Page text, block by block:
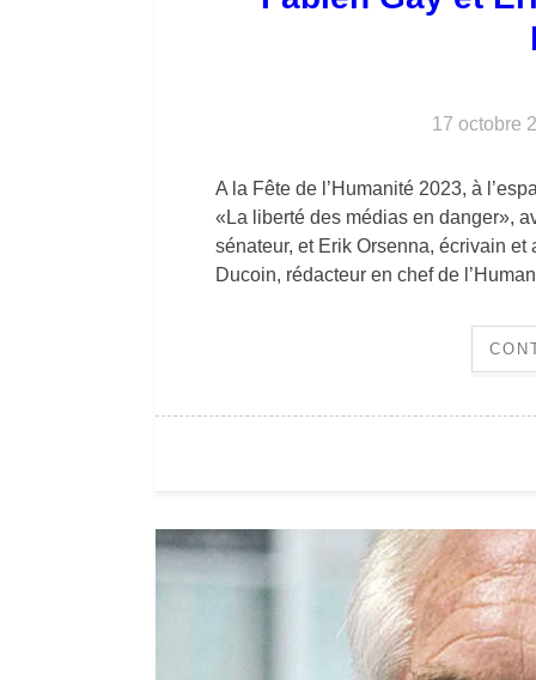
17 octobre
A la Fête de l’Humanité 2023, à
«La liberté des médias en danger»,
sénateur, et Erik Orsenna, écrivain
Ducoin, rédacteur en chef de